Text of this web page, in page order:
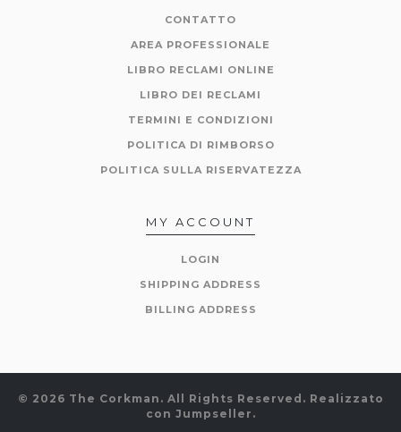
CONTATTO
AREA PROFESSIONALE
LIBRO RECLAMI ONLINE
LIBRO DEI RECLAMI
TERMINI E CONDIZIONI
POLITICA DI RIMBORSO
POLITICA SULLA RISERVATEZZA
MY ACCOUNT
LOGIN
SHIPPING ADDRESS
BILLING ADDRESS
© 2026 The Corkman. All Rights Reserved. Realizzato
con Jumpseller .